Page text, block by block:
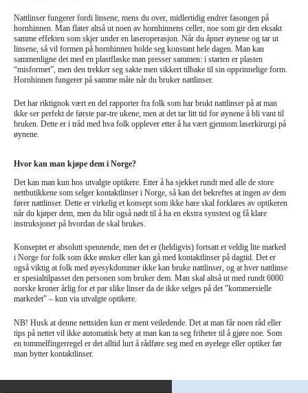
Nattlinser fungerer fordi linsene, mens du over, midlertidig endrer fasongen på
hornhinnen. Man flater altså ut noen av hornhinnens celler, noe som gir den eksakt
samme effekten som skjer under en laseroperasjon. Når du åpner øynene og tar ut
linsene, så vil formen på hornhinnen holde seg konstant hele dagen. Man kan
sammenligne det med en plastflaske man presser sammen: i starten er plasten
“misformet”, men den trekker seg sakte men sikkert tilbake til sin opprinnelige form.
Hornhinnen fungerer på samme måte når du bruker nattlinser.
Det har riktignok vært en del rapporter fra folk som har brukt nattlinser på at man
ikke ser perfekt de første par-tre ukene, men at det tar litt tid for øynene å bli vant til
bruken. Dette er i tråd med hva folk opplever etter å ha vært gjennom laserkirurgi på
øynene.
Hvor kan man kjøpe dem i Norge?
Det kan man kun hos utvalgte optikere. Etter å ha sjekket rundt med alle de store
nettbutikkene som selger kontaktlinser i Norge, så kan det bekreftes at ingen av dem
fører nattlinser. Dette er virkelig et konsept som ikke bare skal forklares av optikeren
når du kjøper dem, men du blir også nødt til å ha en ekstra synstest og få klare
instruksjoner på hvordan de skal brukes.
Konseptet er absolutt spennende, men det er (heldigvis) fortsatt et veldig lite marked
i Norge for folk som ikke ønsker eller kan gå med kontaktlinser på dagtid. Det er
også viktig at folk med øyesykdommer ikke kan bruke nattlinser, og at hver nattlinse
er spesialtilpasset den personen som bruker dem. Man skal altså ut med rundt 6000
norske kroner årlig for et par slike linser da de ikke selges på det "kommersielle
markedet" – kun via utvalgte optikere.
NB! Husk at denne nettsiden kun er ment veiledende. Det at man får noen råd eller
tips på nettet vil ikke automatisk bety at man kan ta seg friheter til å gjøre noe. Som
en tommelfingerregel er det alltid lurt å rådføre seg med en øyelege eller optiker før
man bytter kontaktlinser.